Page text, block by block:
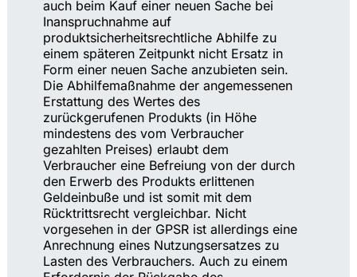
auch beim Kauf einer neuen Sache bei
Inanspruchnahme auf
produktsicherheitsrechtliche Abhilfe zu
einem späteren Zeitpunkt nicht Ersatz in
Form einer neuen Sache anzubieten sein.
Die Abhilfemaßnahme der angemessenen
Erstattung des Wertes des
zurückgerufenen Produkts (in Höhe
mindestens des vom Verbraucher
gezahlten Preises) erlaubt dem
Verbraucher eine Befreiung von der durch
den Erwerb des Produkts erlittenen
Geldeinbuße und ist somit mit dem
Rücktrittsrecht vergleichbar. Nicht
vorgesehen in der GPSR ist allerdings eine
Anrechnung eines Nutzungsersatzes zu
Lasten des Verbrauchers. Auch zu einem